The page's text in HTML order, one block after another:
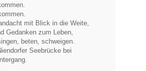
mit Blick in die Weite,
Gedanken zum Leben,
beten, schweigen.
Seebrücke bei